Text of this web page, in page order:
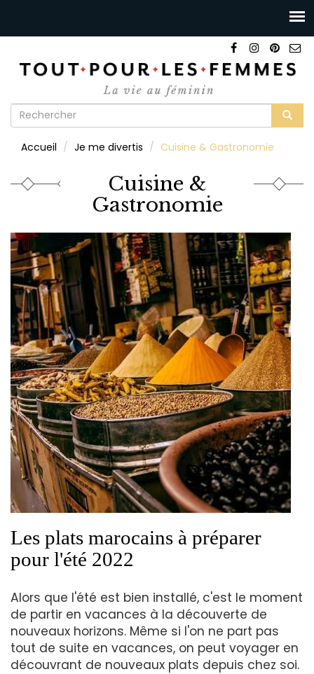
Formulaire
recherche
Accueil Je me divertis Cuisine & Gastronomie
Cuisine &
Gastronomie
Les plats marocains à préparer
pour l'été 2022
Alors que l'été est bien installé, c'est le moment
de partir en vacances à la découverte de
nouveaux horizons. Même si l'on ne part pas
tout de suite en vacances, on peut voyager en
découvrant de nouveaux plats depuis chez soi.